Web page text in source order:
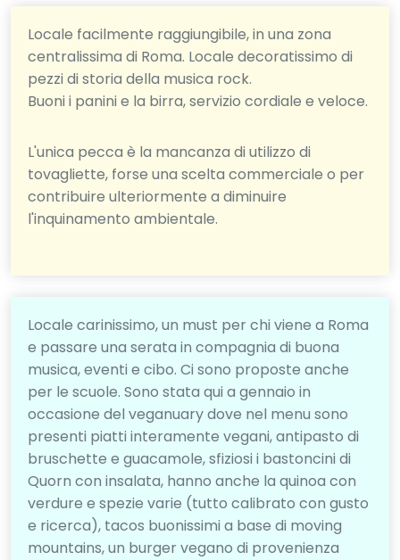
Locale facilmente raggiungibile, in una zona
centralissima di Roma. Locale decoratissimo di
pezzi di storia della musica rock.
Buoni i panini e la birra, servizio cordiale e veloce.
L'unica pecca è la mancanza di utilizzo di
tovagliette, forse una scelta commerciale o per
contribuire ulteriormente a diminuire
l'inquinamento ambientale.
Locale carinissimo, un must per chi viene a Roma
e passare una serata in compagnia di buona
musica, eventi e cibo. Ci sono proposte anche
per le scuole. Sono stata qui a gennaio in
occasione del veganuary dove nel menu sono
presenti piatti interamente vegani, antipasto di
bruschette e guacamole, sfiziosi i bastoncini di
Quorn con insalata, hanno anche la quinoa con
verdure e spezie varie (tutto calibrato con gusto
e ricerca), tacos buonissimi a base di moving
mountains, un burger vegano di provenienza